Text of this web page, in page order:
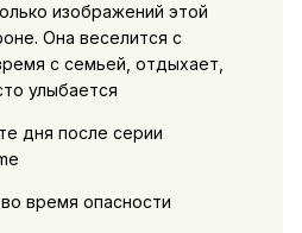
изображений этой
Она веселится с
с семьей, отдыхает,
улыбается
дня после серии
время опасности